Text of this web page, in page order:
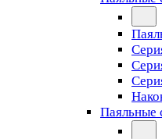
Паяльные